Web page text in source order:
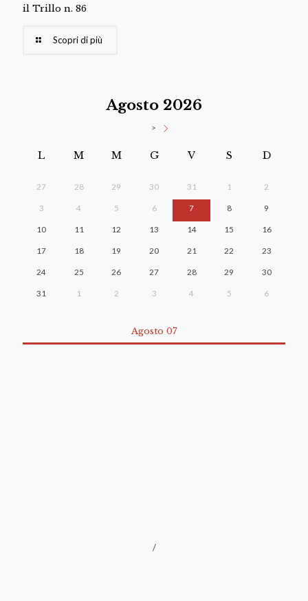
il Trillo n. 86
Scopri di più
Agosto 2026
>
L M M G V S D
27 28 29 30 31 1 2
3 4 5 6 7 8 9
10 11 12 13 14 15 16
17 18 19 20 21 22 23
24 25 26 27 28 29 30
31 1 2 3 4 5 6
Agosto 07
/